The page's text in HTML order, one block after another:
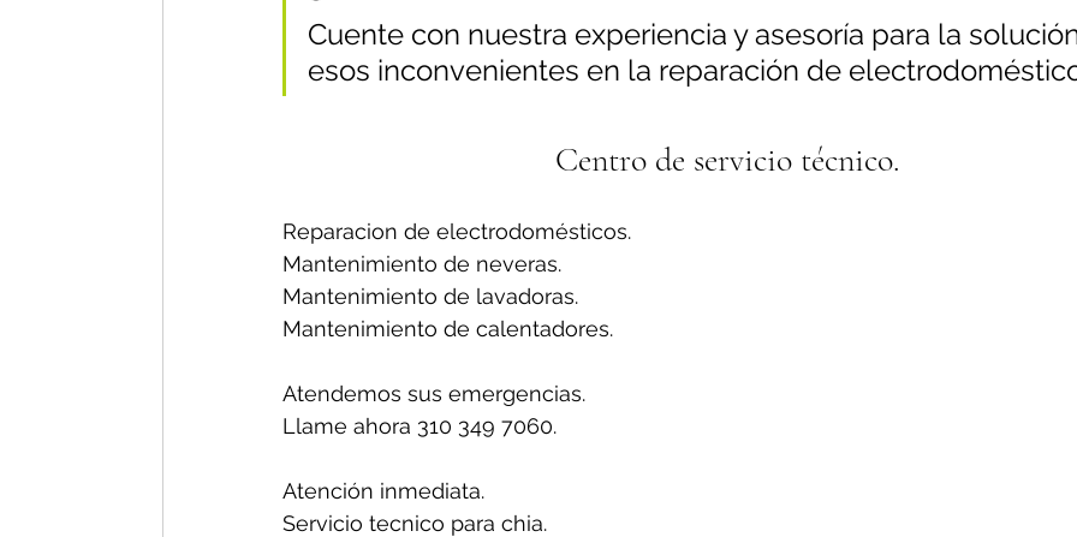
Cuente con nuestra experiencia y asesoría para la
esos inconvenientes en la reparación de
Centro de servicio técnico.
Reparacion de electrodomésticos.
Mantenimiento de neveras.
Mantenimiento de lavadoras.
Mantenimiento de calentadores.
Atendemos sus emergencias.
Llame ahora 310 349 7060.
Atención inmediata.
Servicio tecnico para chia.